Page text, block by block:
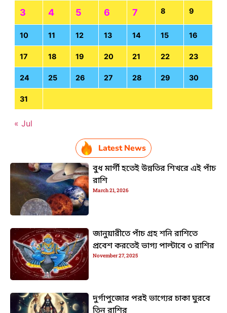
3 4 5 6 7 8 9
10 11 12 13 14 15 16
17 18 19 20 21 22 23
24 25 26 27 28 29 30
31
« Jul
Latest News
বুধ মার্গী হতেই উন্নতির শিখরে এই পাঁচ
রাশি
March 21, 2026
জানুয়ারীতে পাঁচ গ্রহ শনি রাশিতে
প্রবেশ করতেই ভাগ্য পাল্টাবে ৩ রাশির
November 27, 2025
দুর্গাপুজোর পরই ভাগ্যের চাকা ঘুরবে